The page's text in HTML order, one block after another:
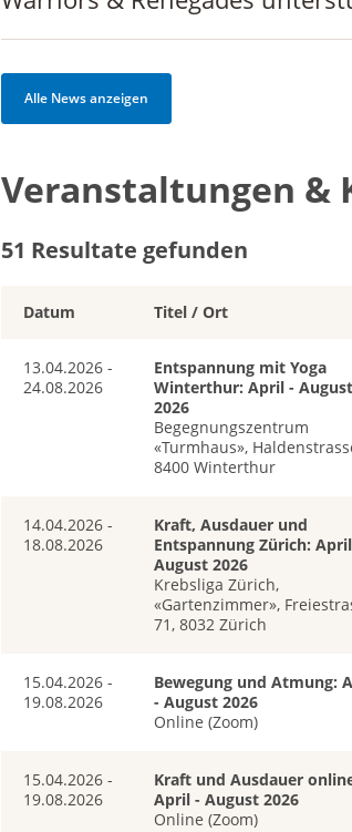
Alle News anzeigen
Veranstaltungen &
51 Resultate gefunden
Datum Titel / Ort
13.04.2026 -
24.08.2026
Entspannung mit Yoga
Winterthur: April - August
2026
Begegnungszentrum
«Turmhaus»,
8400 Winterthur
14.04.2026 -
18.08.2026
Kraft, Ausdauer und
Entspannung Zürich:
August 2026
Krebsliga Zürich,
«Gartenzimmer»,
71, 8032 Zürich
15.04.2026 -
19.08.2026
Bewegung und Atmung:
- August 2026
Online (Zoom)
15.04.2026 -
19.08.2026
Kraft und Ausdauer
April - August 2026
Online (Zoom)